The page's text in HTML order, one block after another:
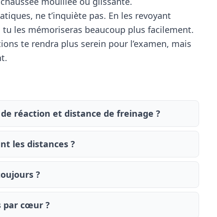
ne t’inquiète pas. En les revoyant
les mémoriseras beaucoup plus facilement.
te rendra plus serein pour l’examen, mais
réaction et distance de freinage ?
les distances ?
?
par cœur ?